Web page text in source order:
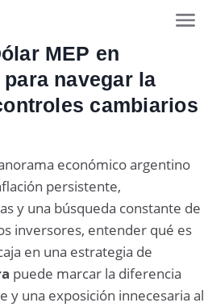
MEP en
navegar la
cambiarios
económico argentino
persistente,
y una búsqueda constante de
inversores, entender qué es
en una estrategia de
puede marcar la diferencia
y una exposición innecesaria al